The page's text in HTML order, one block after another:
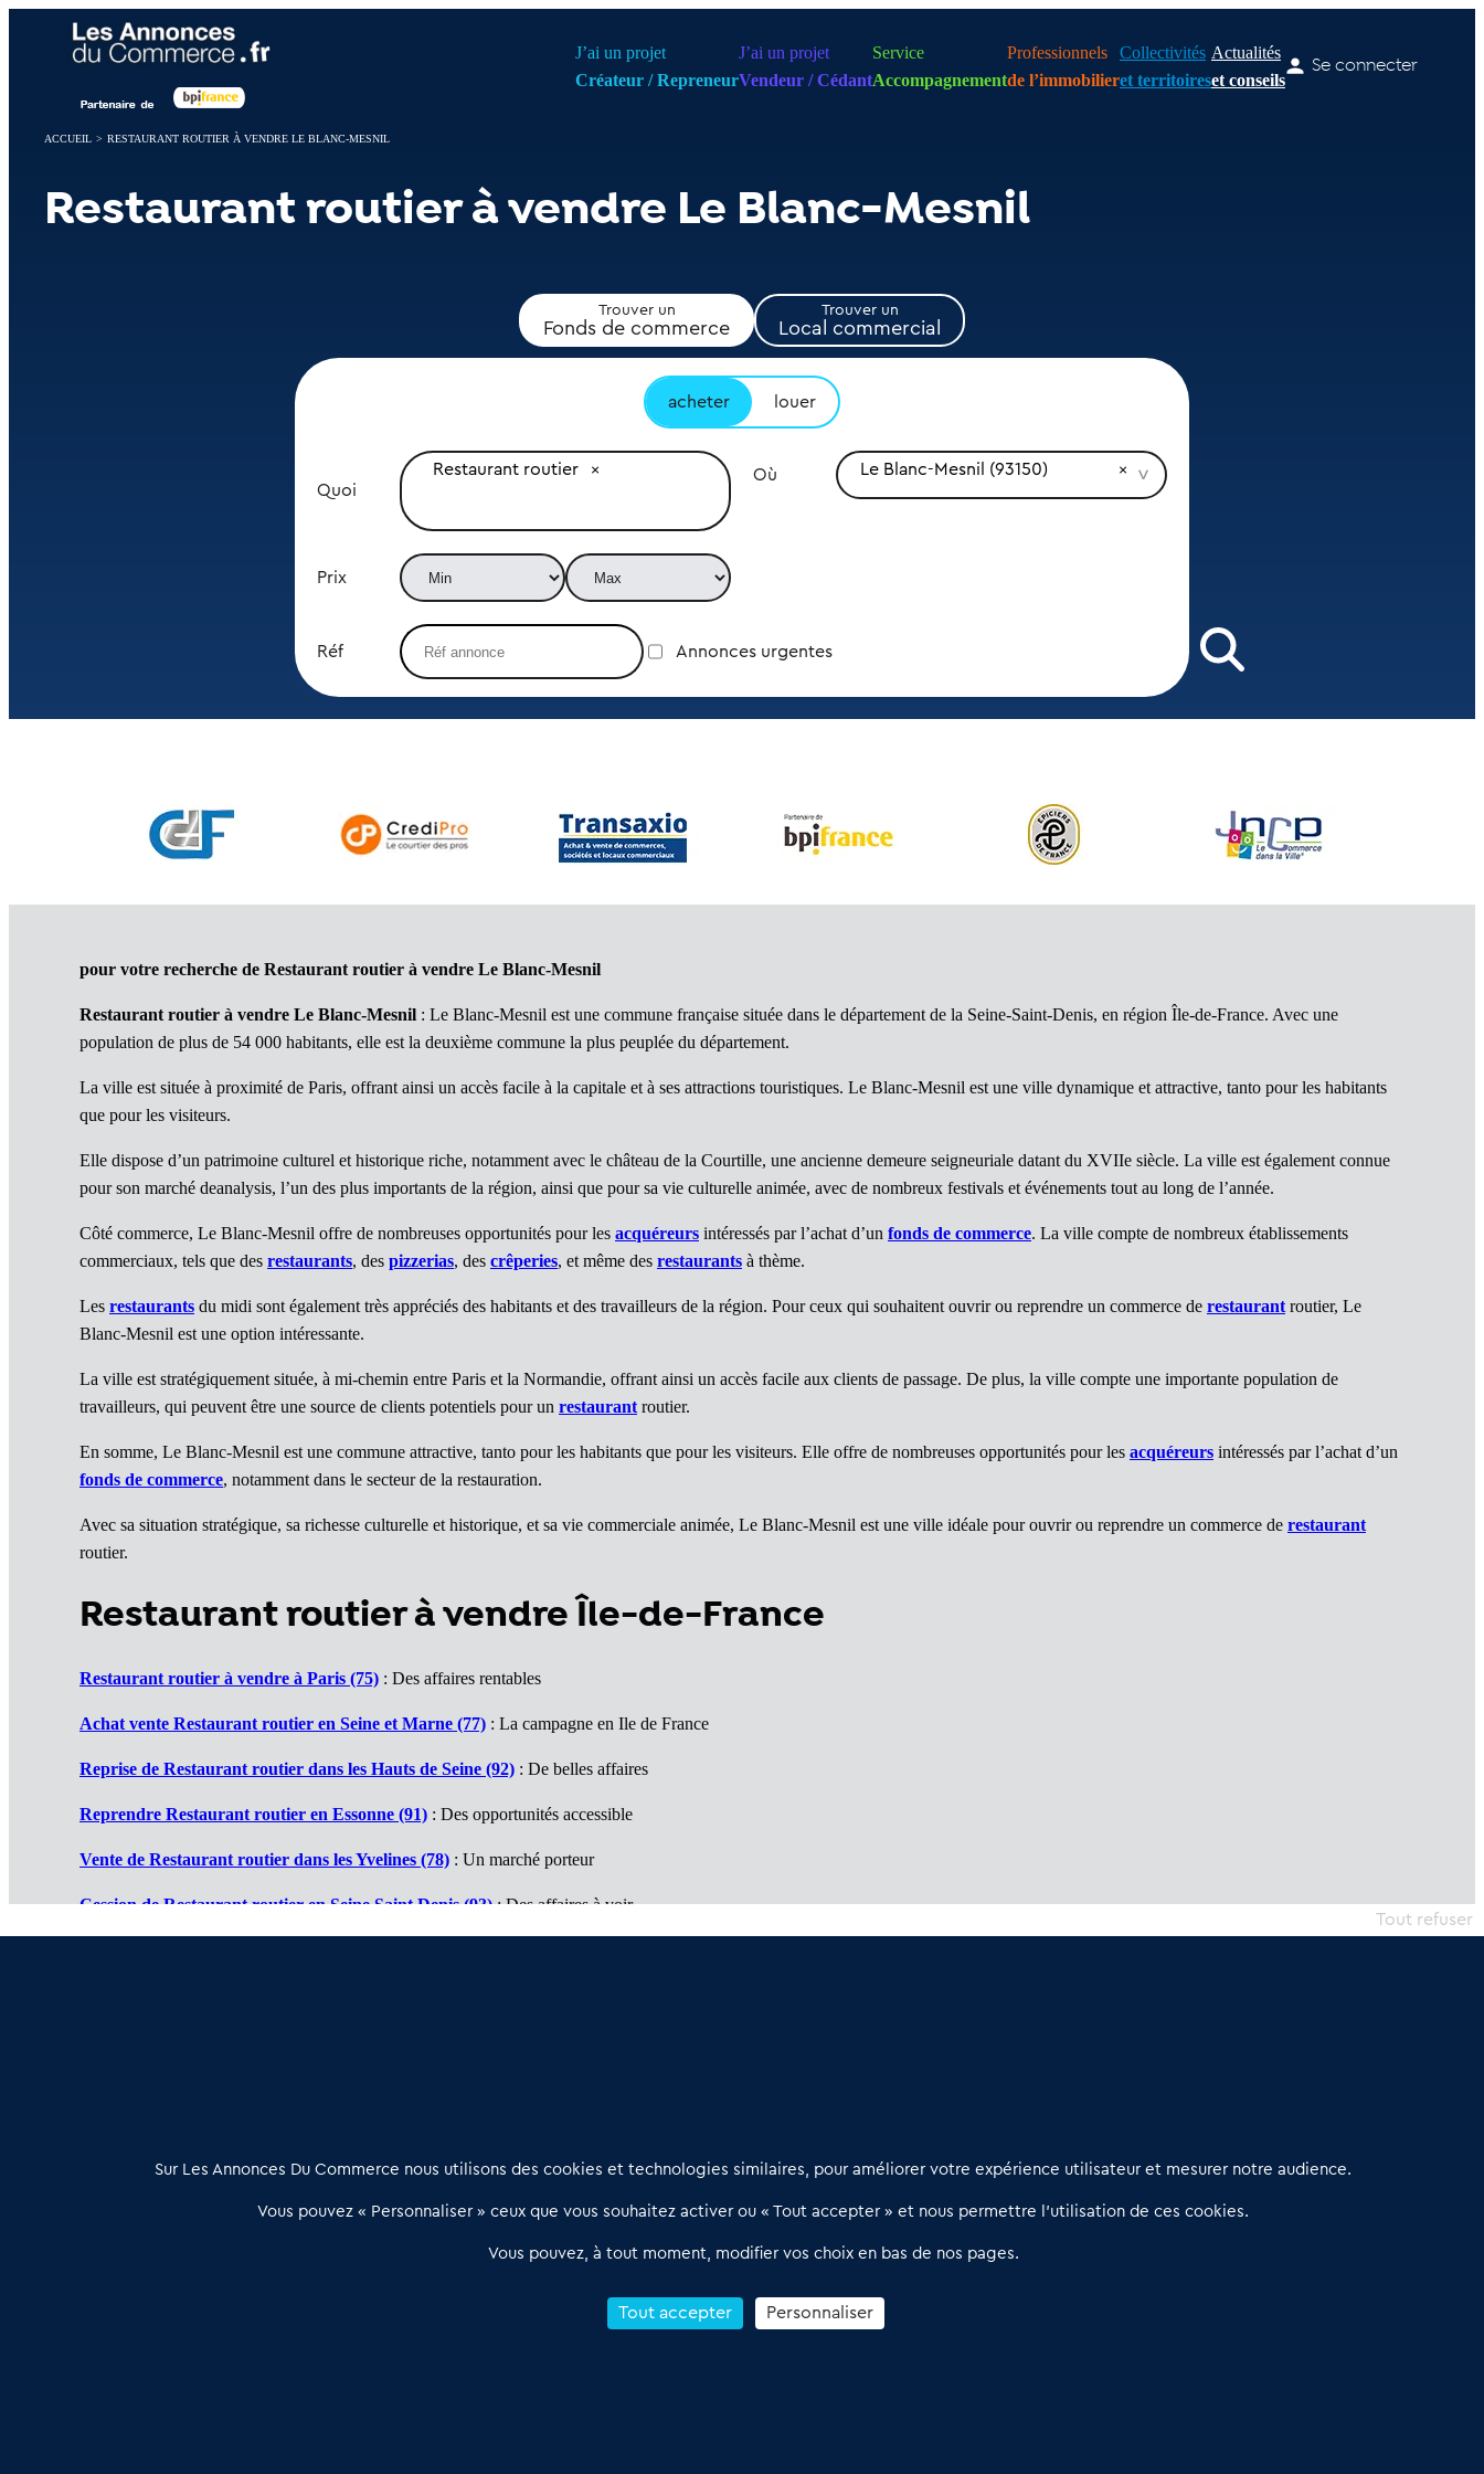
J’ai un projet
Créateur / Repreneur
J’ai un projet
Vendeur / Cédant
Service
Accompagnement
Professionnels
de l’immobilier
Collectivités
et territoires
Actualités
et conseils
Se connecter
ACCUEIL > RESTAURANT ROUTIER À VENDRE LE BLANC-MESNIL
Restaurant routier à vendre Le Blanc-Mesnil
Trouver un
Fonds de commerce
Trouver un
Local commercial
acheter louer
Quoi
Restaurant routier Où Le Blanc-Mesnil (93150)
Prix
Réf Annonces urgentes
pour votre recherche de Restaurant routier à vendre Le Blanc-Mesnil
Restaurant routier à vendre Le Blanc-Mesnil : Le Blanc-Mesnil est une commune française située dans le département de la Seine-Saint-Denis, en région Île-de-France. Avec une
population de plus de 54 000 habitants, elle est la deuxième commune la plus peuplée du département.
La ville est située à proximité de Paris, offrant ainsi un accès facile à la capitale et à ses attractions touristiques. Le Blanc-Mesnil est une ville dynamique et attractive, tanto pour les habitants
que pour les visiteurs.
Elle dispose d’un patrimoine culturel et historique riche, notamment avec le château de la Courtille, une ancienne demeure seigneuriale datant du XVIIe siècle. La ville est également connue
pour son marché deanalysis, l’un des plus importants de la région, ainsi que pour sa vie culturelle animée, avec de nombreux festivals et événements tout au long de l’année.
Côté commerce, Le Blanc-Mesnil offre de nombreuses opportunités pour les acquéreurs intéressés par l’achat d’un fonds de commerce. La ville compte de nombreux établissements
commerciaux, tels que des restaurants, des pizzerias, des crêperies, et même des restaurants à thème.
Les restaurants du midi sont également très appréciés des habitants et des travailleurs de la région. Pour ceux qui souhaitent ouvrir ou reprendre un commerce de restaurant routier, Le
Blanc-Mesnil est une option intéressante.
La ville est stratégiquement située, à mi-chemin entre Paris et la Normandie, offrant ainsi un accès facile aux clients de passage. De plus, la ville compte une importante population de
travailleurs, qui peuvent être une source de clients potentiels pour un restaurant routier.
En somme, Le Blanc-Mesnil est une commune attractive, tanto pour les habitants que pour les visiteurs. Elle offre de nombreuses opportunités pour les acquéreurs intéressés par l’achat d’un
fonds de commerce, notamment dans le secteur de la restauration.
Avec sa situation stratégique, sa richesse culturelle et historique, et sa vie commerciale animée, Le Blanc-Mesnil est une ville idéale pour ouvrir ou reprendre un commerce de restaurant
routier.
Restaurant routier à vendre Île-de-France
Restaurant routier à vendre à Paris (75) : Des affaires rentables
Achat vente Restaurant routier en Seine et Marne (77) : La campagne en Ile de France
Reprise de Restaurant routier dans les Hauts de Seine (92) : De belles affaires
Reprendre Restaurant routier en Essonne (91) : Des opportunités accessible
Vente de Restaurant routier dans les Yvelines (78) : Un marché porteur
Cession de Restaurant routier en Seine Saint Denis (93): Des affaires à voir
relation qualifiée conçu pour les acteurs de l’immobilier commercial
02 54 56 03 17
Contactez-nous
Notre solution
Offres Pro
Qui sommes nous ?
Petitscommerces : Un partenariat au service du commerce de
Panneau de gestion des cookies
Sur Les Annonces Du Commerce nous utilisons des cookies et technologies similaires, pour améliorer votre expérience utilisateur et mesurer notre audience.
Vous pouvez « Personnaliser » ceux que vous souhaitez activer ou « Tout accepter » et nous permettre l’utilisation de ces cookies.
Vous pouvez, à tout moment, modifier vos choix en bas de nos pages.
Tout accepter
Tout refuser
Personnaliser